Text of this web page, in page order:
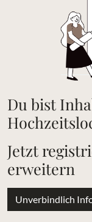
Du bist
Jetzt
erweitern
Unverbindlich